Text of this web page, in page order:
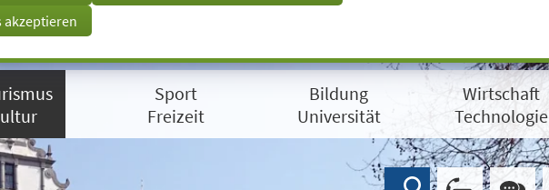
akzeptieren
Sport
Freizeit
Bildung
Universität
Wirtschaft
Technologie